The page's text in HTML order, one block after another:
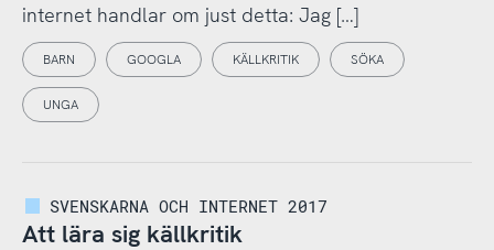
internet handlar om just detta: Jag […]
BARN GOOGLA KÄLLKRITIK SÖKA
UNGA
SVENSKARNA OCH INTERNET 2017
Att lära sig källkritik